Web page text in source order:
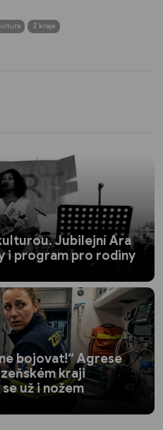
Z kraje
Jubilejní Ara
i program pro rodiny
bojovat!“ Agrese
kraji
už i nožem